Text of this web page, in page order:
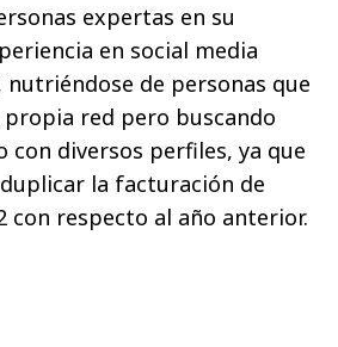
expertas en su
en social media
nutriéndose de personas que
red pero buscando
con diversos perfiles, ya que
la facturación de
con respecto al año anterior.